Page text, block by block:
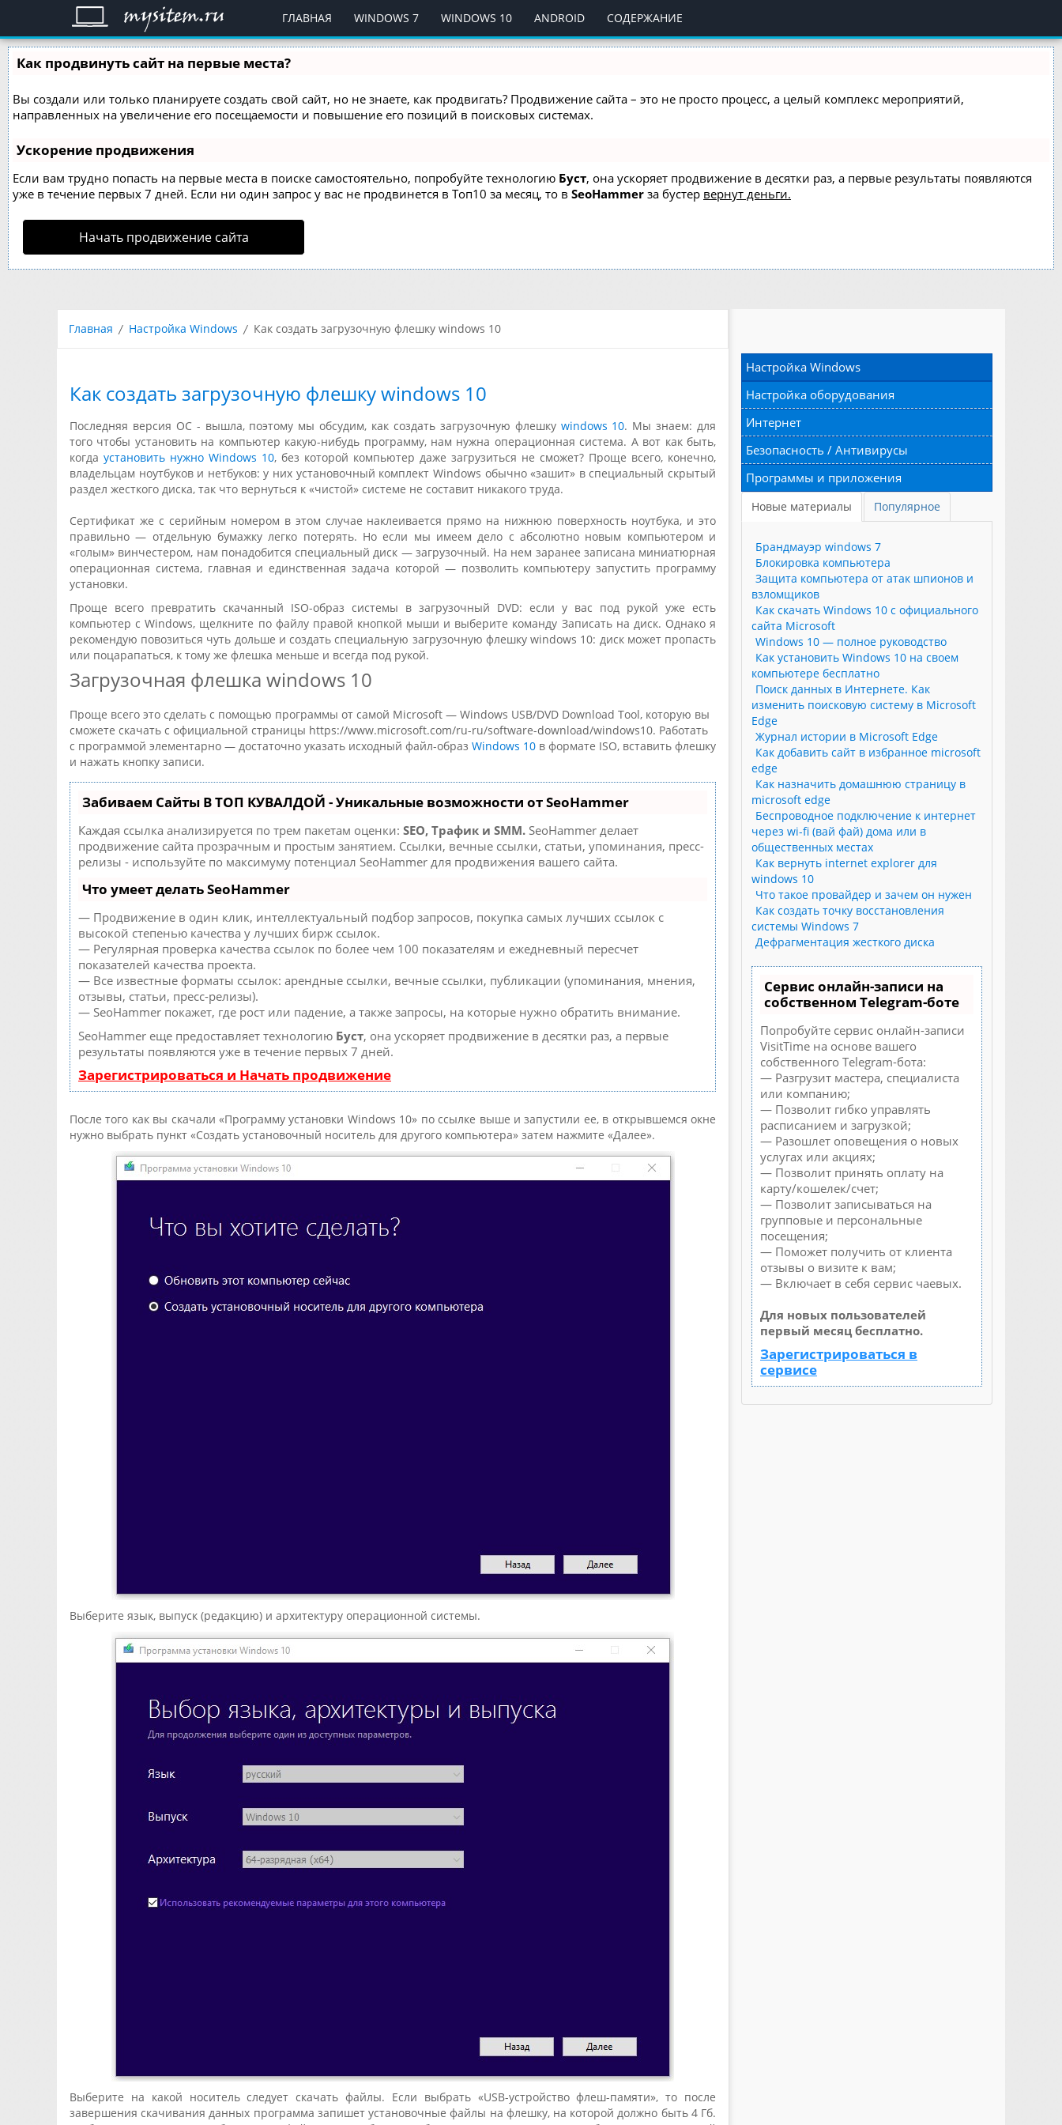
ГЛАВНАЯ WINDOWS 7 WINDOWS 10 ANDROID СОДЕРЖАНИЕ
Как продвинуть сайт на первые места?
Вы создали или только планируете создать свой сайт, но не знаете, как продвигать? Продвижение сайта – это не просто процесс, а целый комплекс мероприятий,
направленных на увеличение его посещаемости и повышение его позиций в поисковых системах.
Ускорение продвижения
Если вам трудно попасть на первые места в поиске самостоятельно, попробуйте технологию Буст, она ускоряет продвижение в десятки раз, а первые результаты появляются
уже в течение первых 7 дней. Если ни один запрос у вас не продвинется в Топ10 за месяц, то в SeoHammer за бустер вернут деньги.
Начать продвижение сайта
Главная Настройка Windows Как создать загрузочную флешку windows 10
Как создать загрузочную флешку windows 10
Последняя версия OC - вышла, поэтому мы обсудим, как создать загрузочную флешку windows 10. Мы знаем: для
того чтобы установить на компьютер какую-нибудь программу, нам нужна операционная система. А вот как быть,
когда установить нужно Windows 10, без которой компьютер даже загрузиться не сможет? Проще всего, конечно,
владельцам ноутбуков и нетбуков: у них установочный комплект Windows обычно «зашит» в специальный скрытый
раздел жесткого диска, так что вернуться к «чистой» системе не составит никакого труда.
Сертификат же с серийным номером в этом случае наклеивается прямо на нижнюю поверхность ноутбука, и это
правильно — отдельную бумажку легко потерять. Но если мы имеем дело с абсолютно новым компьютером и
«голым» винчестером, нам понадобится специальный диск — загрузочный. На нем заранее записана миниатюрная
операционная система, главная и единственная задача которой — позволить компьютеру запустить программу
установки.
Проще всего превратить скачанный ISO-образ системы в загрузочный DVD: если у вас под рукой уже есть
компьютер с Windows, щелкните по файлу правой кнопкой мыши и выберите команду Записать на диск. Однако я
рекомендую повозиться чуть дольше и создать специальную загрузочную флешку windows 10: диск может пропасть
или поцарапаться, к тому же флешка меньше и всегда под рукой.
Загрузочная флешка windows 10
Проще всего это сделать с помощью программы от самой Microsoft — Windows USB/DVD Download Tool, которую вы
сможете скачать с официальной страницы https://www.microsoft.com/ru-ru/software-download/windows10. Работать
с программой элементарно — достаточно указать исходный файл-образ Windows 10 в формате ISO, вставить флешку
и нажать кнопку записи.
Забиваем Сайты В ТОП КУВАЛДОЙ - Уникальные возможности от SeoHammer
Каждая ссылка анализируется по трем пакетам оценки: SEO, Трафик и SMM. SeoHammer делает
продвижение сайта прозрачным и простым занятием. Ссылки, вечные ссылки, статьи, упоминания, пресс-
релизы - используйте по максимуму потенциал SeoHammer для продвижения вашего сайта.
Что умеет делать SeoHammer
— Продвижение в один клик, интеллектуальный подбор запросов, покупка самых лучших ссылок с
высокой степенью качества у лучших бирж ссылок.
— Регулярная проверка качества ссылок по более чем 100 показателям и ежедневный пересчет
показателей качества проекта.
— Все известные форматы ссылок: арендные ссылки, вечные ссылки, публикации (упоминания, мнения,
отзывы, статьи, пресс-релизы).
— SeoHammer покажет, где рост или падение, а также запросы, на которые нужно обратить внимание.
SeoHammer еще предоставляет технологию Буст, она ускоряет продвижение в десятки раз, а первые
результаты появляются уже в течение первых 7 дней.
Зарегистрироваться и Начать продвижение
После того как вы скачали «Программу установки Windows 10» по ссылке выше и запустили ее, в открывшемся окне
нужно выбрать пункт «Создать установочный носитель для другого компьютера» затем нажмите «Далее».
Выберите язык, выпуск (редакцию) и архитектуру операционной системы.
Выберите на какой носитель следует скачать файлы. Если выбрать «USB-устройство флеш-памяти», то после
завершения скачивания данных программа запишет установочные файлы на флешку, на которой должно быть 4 Гб.
Настройка Windows
Настройка оборудования
Интернет
Безопасность / Антивирусы
Программы и приложения
Новые материалы Популярное
Брандмауэр windows 7
Блокировка компьютера
Защита компьютера от атак шпионов и
взломщиков
Как скачать Windows 10 с официального
сайта Microsoft
Windows 10 — полное руководство
Как установить Windows 10 на своем
компьютере бесплатно
Поиск данных в Интернете. Как
изменить поисковую систему в Microsoft
Edge
Журнал истории в Microsoft Edge
Как добавить сайт в избранное microsoft
edge
Как назначить домашнюю страницу в
microsoft edge
Беспроводное подключение к интернет
через wi-fi (вай фай) дома или в
общественных местах
Как вернуть internet explorer для
windows 10
Что такое провайдер и зачем он нужен
Как создать точку восстановления
системы Windows 7
Дефрагментация жесткого диска
Сервис онлайн-записи на
собственном Telegram-боте
Попробуйте сервис онлайн-записи
VisitTime на основе вашего
собственного Telegram-бота:
— Разгрузит мастера, специалиста
или компанию;
— Позволит гибко управлять
расписанием и загрузкой;
— Разошлет оповещения о новых
услугах или акциях;
— Позволит принять оплату на
карту/кошелек/счет;
— Позволит записываться на
групповые и персональные
посещения;
— Поможет получить от клиента
отзывы о визите к вам;
— Включает в себя сервис чаевых.
Для новых пользователей
первый месяц бесплатно.
Зарегистрироваться в
сервисе